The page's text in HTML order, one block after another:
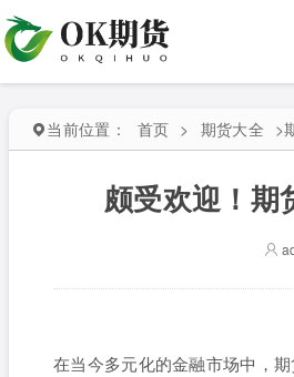
当前位置： 首页 > 期货大全 >
颇受欢迎！期
在当今多元化的金融市场中，